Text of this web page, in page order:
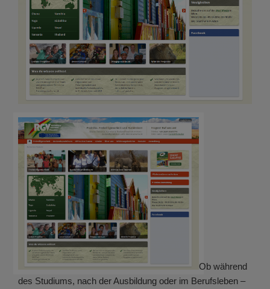
Ob während
des Studiums, nach der Ausbildung oder im Berufsleben –